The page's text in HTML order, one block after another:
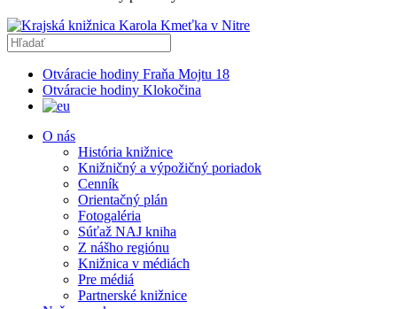
Otváracie hodiny Fraňa Mojtu 18
Otváracie hodiny Klokočina
O nás
História knižnice
Knižničný a výpožičný poriadok
Cenník
Orientačný plán
Fotogaléria
Súťaž NAJ kniha
Z nášho regiónu
Knižnica v médiách
Pre médiá
Partnerské knižnice